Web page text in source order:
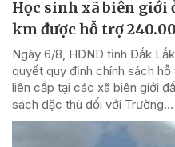
Học sinh xã biên giới
km được hỗ trợ
Ngày 6/8, HĐND tỉnh Đắk
quyết quy định chính sách
liên cấp tại các xã biên giới
sách đặc thù đối với Trường...